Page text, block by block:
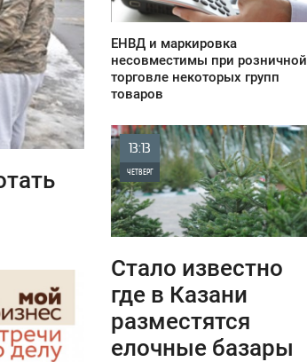
ЕНВД и маркировка
несовместимы при розничной
торговле некоторых групп
товаров
13:13
ЧЕТВЕРГ
0
Стало известно
где в Казани
разместятся
елочные базары